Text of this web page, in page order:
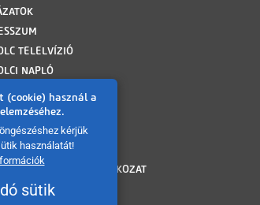
(cookie) használ a
kérjük
használatát!
sütik
TELELVÍZIÓ
NAPLÓ
FELTÉTELEK
TÁJÉKOZTATÓ
NYILATKOZAT
ADATOK